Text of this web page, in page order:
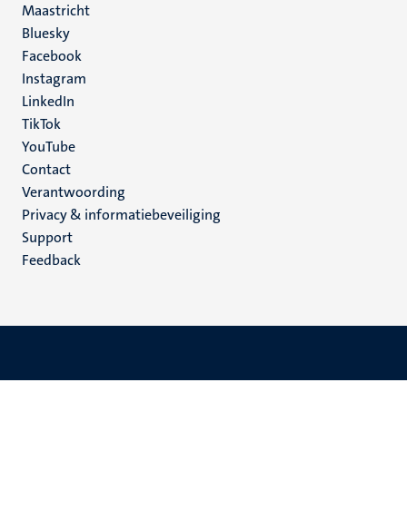
Maastricht
Social
media
Bluesky
Facebook
Instagram
LinkedIn
TikTok
YouTube
Menu
footer
(NL)
Contact
Verantwoording
Privacy & informatiebeveiliging
Support
Feedback